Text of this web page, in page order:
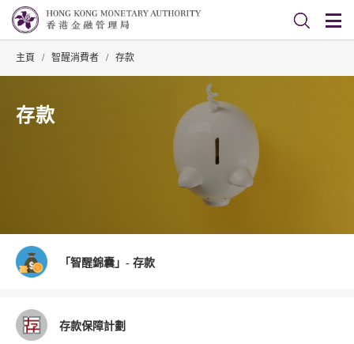
主頁 / 智醒消費者 / 存款
存款
「智醒錦囊」- 存款
存款保障計劃